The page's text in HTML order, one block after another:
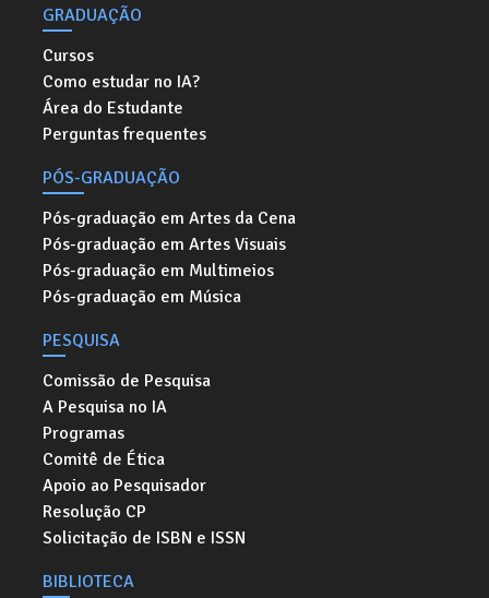
GRADUAÇÃO
Cursos
Como estudar no IA?
Área do Estudante
Perguntas frequentes
PÓS-GRADUAÇÃO
Pós-graduação em Artes da Cena
Pós-graduação em Artes Visuais
Pós-graduação em Multimeios
Pós-graduação em Música
PESQUISA
Comissão de Pesquisa
A Pesquisa no IA
Programas
Comitê de Ética
Apoio ao Pesquisador
Resolução CP
Solicitação de ISBN e ISSN
BIBLIOTECA